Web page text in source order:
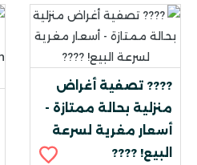
???? تصفية أغراض
منزلية بحالة ممتازة -
أسعار مغرية لسرعة
البيع! ????